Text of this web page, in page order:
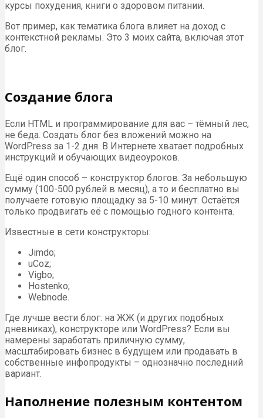
курсы похудения, книги о здоровом питании.
Вот пример, как тематика блога влияет на доход с
контекстной рекламы. Это 3 моих сайта, включая этот
блог.
Создание блога
Если HTML и программирование для вас – тёмный лес,
не беда. Создать блог без вложений можно на
WordPress за 1-2 дня. В Интернете хватает подробных
инструкций и обучающих видеоуроков.
Ещё один способ – конструктор блогов. За небольшую
сумму (100-500 рублей в месяц), а то и бесплатно вы
получаете готовую площадку за 5-10 минут. Остаётся
только продвигать её с помощью годного контента.
Известные в сети конструкторы:
Jimdo;
uCoz;
Vigbo;
Hostenko;
Webnode.
Где лучше вести блог: на ЖЖ (и других подобных
дневниках), конструкторе или WordPress? Если вы
намерены заработать приличную сумму,
масштабировать бизнес в будущем или продавать в
собственные инфопродукты – однозначно последний
вариант.
Наполнение полезным контентом